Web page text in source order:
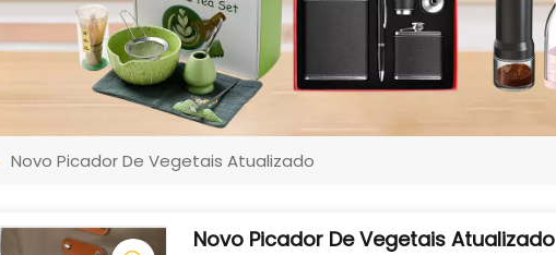
Novo Picador De Vegetais Atualizado
Novo Picador De Vegetais Atualizado